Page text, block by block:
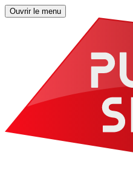
Ouvrir le menu